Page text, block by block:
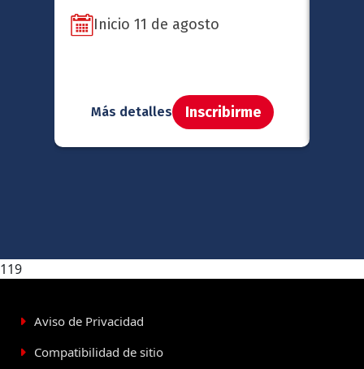
Inicio 11 de agosto
Más detalles Inscribirme
119
Aviso de Privacidad
Compatibilidad de sitio